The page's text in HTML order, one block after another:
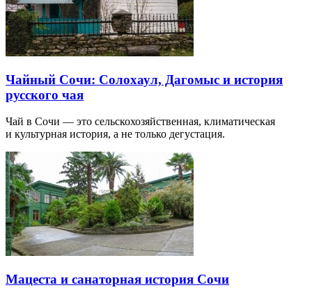
Чайный Сочи: Солохаул, Дагомыс и история
русского чая
Чай в Сочи — это сельскохозяйственная, климатическая
и культурная история, а не только дегустация.
Мацеста и санаторная история Сочи